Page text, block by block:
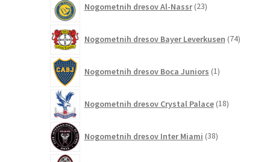
Nogometnih dresov Al-Nassr 23izdelkov
Nogometnih dresov Bayer Leverkusen 74izdelkov
Nogometnih dresov Boca Juniors 1izdelek
Nogometnih dresov Crystal Palace 18izdelkov
Nogometnih dresov Inter Miami 38izdelkov